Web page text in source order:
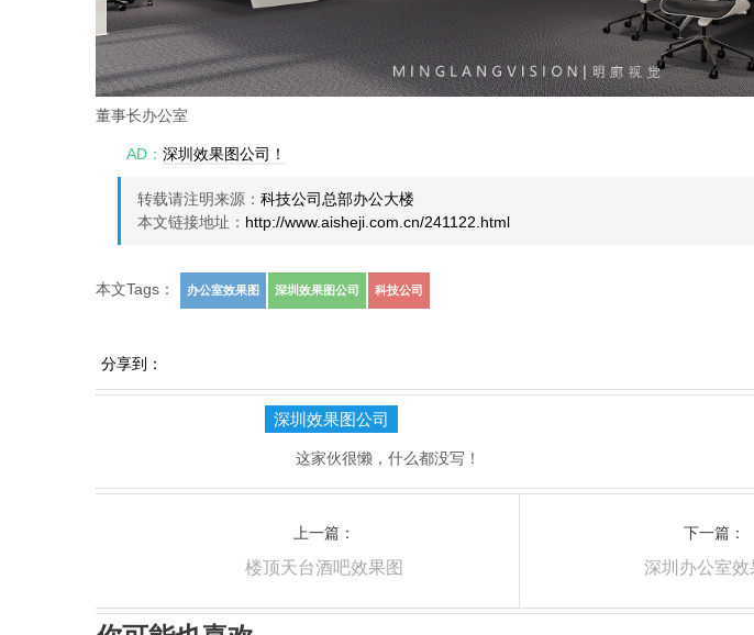
董事长办公室
AD： 深圳效果图公司！
转载请注明来源： 科技公司总部办公大楼
本文链接地址： http://www.aisheji.com.cn/241122.html
本文Tags： 办公室效果图 深圳效果图公司 科技公司
分享到：
深圳效果图公司
这家伙很懒，什么都没写！
上一篇：
楼顶天台酒吧效果图
下一篇：
深圳办公室效